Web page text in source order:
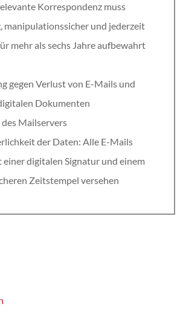
Korrespondenz muss
manipulationssicher und jederzeit
mehr als sechs Jahre aufbewahrt
gegen Verlust von E-Mails und
Dokumenten
Mailservers
der Daten: Alle E-Mails
einer digitalen Signatur und einem
Zeitstempel versehen